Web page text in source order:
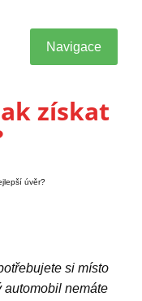
Navigace
získat
úvěr?
si místo
automobil nemáte